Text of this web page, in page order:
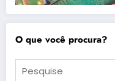
O que você procura?